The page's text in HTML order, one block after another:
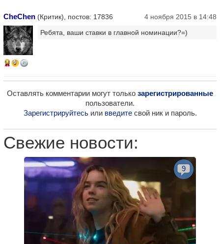
CheChen (Критик), постов: 17836 4 ноября 2015 в 14:48
14
Ребята, ваши ставки в главной номинации?=)
Оставлять комментарии могут только зарегистрированные
пользователи.
Зарегистрируйтесьили введитесвой ник и пароль.
Свежие новости:
9